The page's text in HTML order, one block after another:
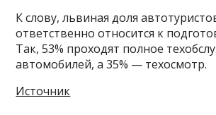
К слову, львиная доля
ответственно относится к
Так, 53% проходят полное
автомобилей, а 35% — техосмотр.
Источник